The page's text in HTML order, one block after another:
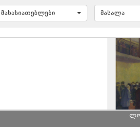
მახასიათებლები მასალა